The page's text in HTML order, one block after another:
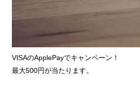
VISAのApplePayでキャンペーン！
最大500円が当たります。